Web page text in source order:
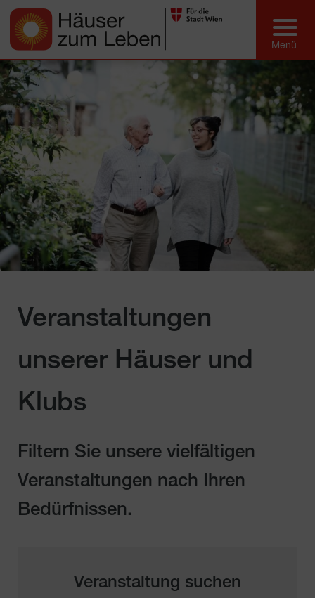
Veranstaltungen
unserer Häuser und
Klubs
Filtern Sie unsere vielfältigen
Veranstaltungen nach Ihren
Bedürfnissen.
Veranstaltung suchen